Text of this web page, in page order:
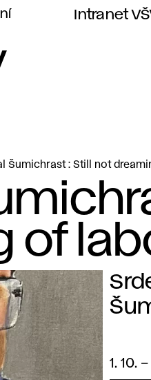
Intranet
Šumichrast : Still not
of
1. 10.